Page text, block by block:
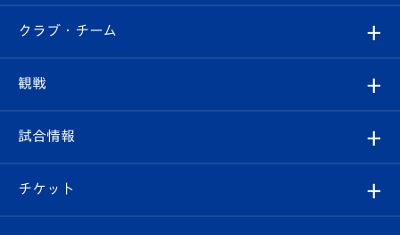
すべて
クラブ
試合情報
クラブ・チーム
クラブ概要
エンブレム紹介
観戦
観戦ルール
はじめての観戦ガイド
試合情報
試合日程/結果
チケット